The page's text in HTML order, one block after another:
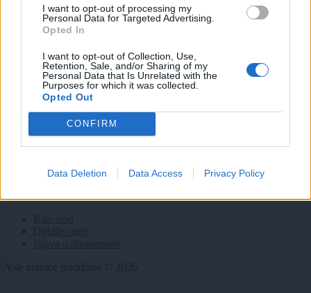
I want to opt-out of processing my
Personal Data for Targeted Advertising.
Opted In
I want to opt-out of Collection, Use,
Retention, Sale, and/or Sharing of my
Personal Data that Is Unrelated with the
Purposes for which it was collected.
Opted Out
CONFIRM
Data Deletion Data Access Privacy Policy
Kronika
Zdravje
Šport
Scena
Zadnje novice
Rubrike
Dogodki
Igre